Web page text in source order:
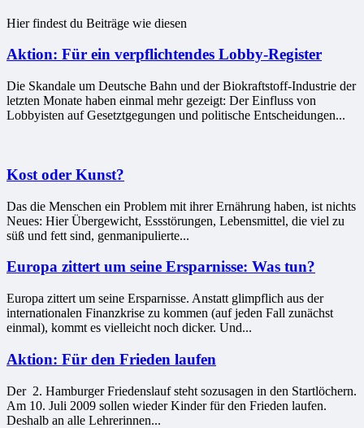
Hier findest du Beiträge wie diesen
Aktion: Für ein verpflichtendes Lobby-Register
Die Skandale um Deutsche Bahn und der Biokraftstoff-Industrie der
letzten Monate haben einmal mehr gezeigt: Der Einfluss von
Lobbyisten auf Gesetztgegungen und politische Entscheidungen...
Kost oder Kunst?
Das die Menschen ein Problem mit ihrer Ernährung haben, ist nichts
Neues: Hier Übergewicht, Essstörungen, Lebensmittel, die viel zu
süß und fett sind, genmanipulierte...
Europa zittert um seine Ersparnisse: Was tun?
Europa zittert um seine Ersparnisse. Anstatt glimpflich aus der
internationalen Finanzkrise zu kommen (auf jeden Fall zunächst
einmal), kommt es vielleicht noch dicker. Und...
Aktion: Für den Frieden laufen
Der 2. Hamburger Friedenslauf steht sozusagen in den Startlöchern.
Am 10. Juli 2009 sollen wieder Kinder für den Frieden laufen.
Deshalb an alle Lehrerinnen...